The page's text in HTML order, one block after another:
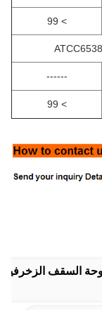
> 99
------
> 99